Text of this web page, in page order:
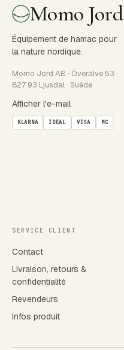
Momo Jord
Équipement de hamac pour
la nature nordique.
Momo Jord AB · Överälve 53 ·
827 93 Ljusdal · Suède
Afficher l'e-mail
KLARNA IDEAL VISA MC
SERVICE CLIENT
Contact
Livraison, retours &
confidentialité
Revendeurs
Infos produit